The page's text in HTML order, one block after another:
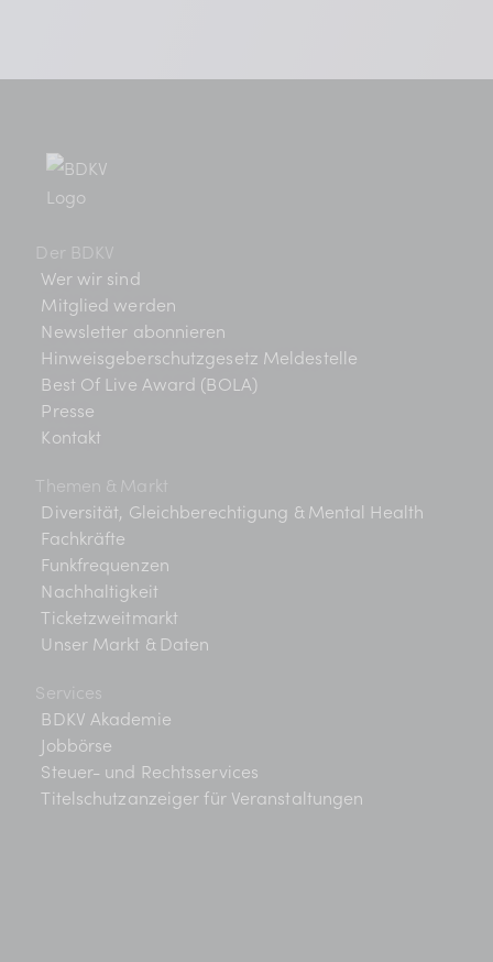
Der BDKV
Wer wir sind
Mitglied werden
Newsletter abonnieren
Hinweisgeberschutzgesetz Meldestelle
Best Of Live Award (BOLA)
Presse
Kontakt
Themen & Markt
Diversität, Gleichberechtigung & Mental Health
Fachkräfte
Funkfrequenzen
Nachhaltigkeit
Ticketzweitmarkt
Unser Markt & Daten
Services
BDKV Akademie
Jobbörse
Steuer- und Rechtsservices
Titelschutzanzeiger für Veranstaltungen